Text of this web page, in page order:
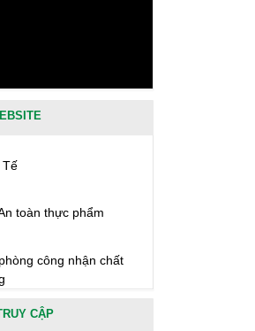
Tế
toàn thực phẩm
công nhận chất
thương Việt Nam
CẬP